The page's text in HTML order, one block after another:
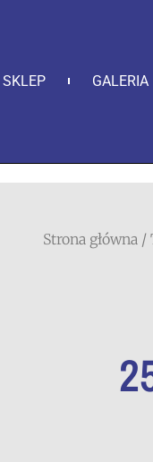
SKLEP GALERIA
Strona główna /